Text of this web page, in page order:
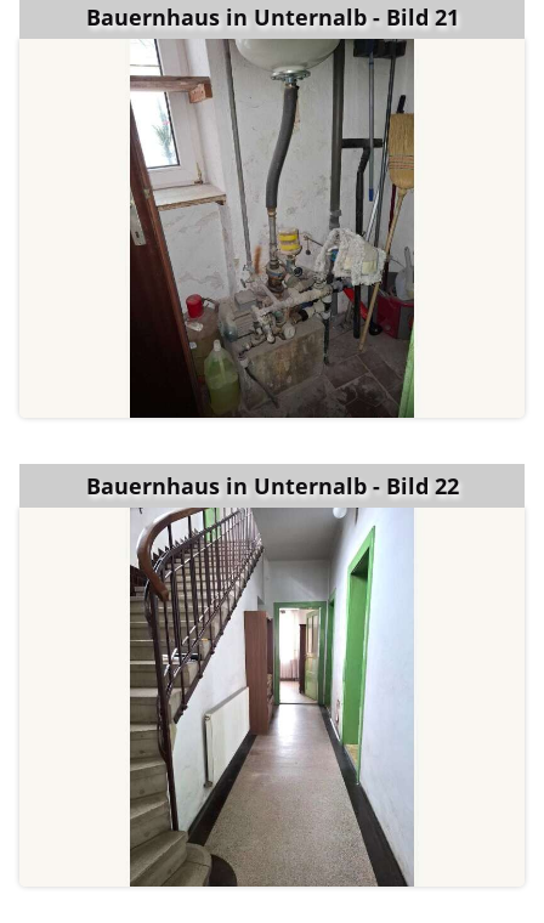
Bauernhaus in Unternalb - Bild 21
Bauernhaus in Unternalb - Bild 22